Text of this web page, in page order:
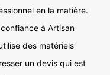
en la matière.
à Artisan
des matériels
un devis qui est